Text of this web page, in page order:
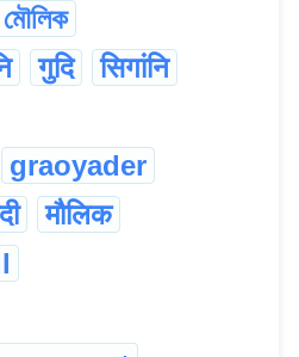
মৌলিক
गुदि सिगांनि
graoyader
मौलिक